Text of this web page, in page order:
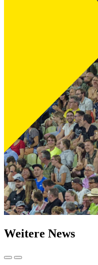
Weitere News